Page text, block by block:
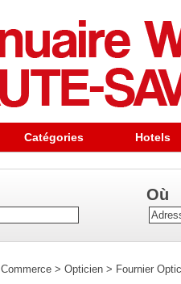
Catégories Hotels
Où
Commerce > Opticien > Fournier